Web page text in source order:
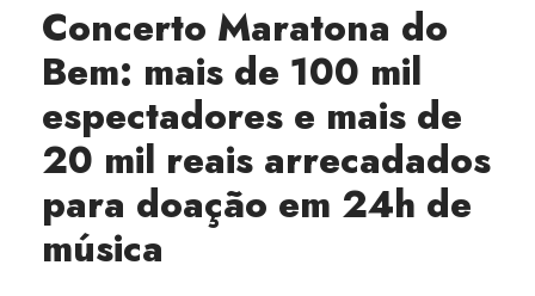
Concerto Maratona do
Bem: mais de 100 mil
espectadores e mais de
20 mil reais arrecadados
para doação em 24h de
música